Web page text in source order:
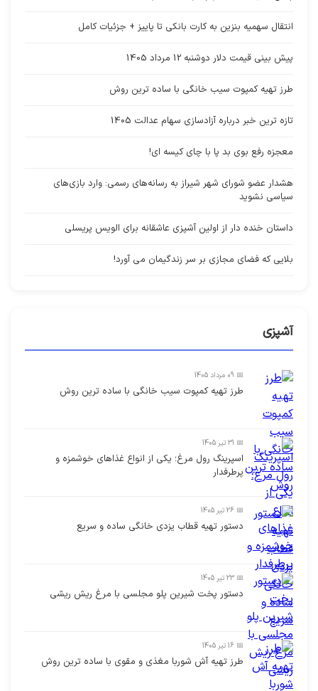
انتقال سهمیه بنزین به کارت بانکی تا پاییز + جزئیات کامل
پیش بینی قیمت دلار دوشنبه 12 مرداد 1405
طرز تهیه کمپوت سیب خانگی با ساده ترین روش
تازه ترین خبر درباره آزادسازی سهام عدالت 1405
معجزه رفع بوی بد پا با چای کیسه ای!
هشدار عضو شورای شهر شیراز به رسانه‌های رسمی: وارد بازی‌های
سیاسی نشوید
داستان خنده دار از اولین آشپزی عاشقانه برای الویس پریسلی
بلایی که فضای مجازی بر سر زندگیمان می آورد!
آشپزی
📅 09 مرداد 1405
طرز تهیه کمپوت سیب خانگی با ساده ترین روش
📅 31 تیر 1405
اسپرینگ رول مرغ؛ یکی از انواع غذاهای خوشمزه و
پرطرفدار
📅 26 تیر 1405
دستور تهیه قطاب یزدی خانگی ساده و سریع
📅 23 تیر 1405
دستور پخت شیرین پلو مجلسی با مرغ ریش ریشی
📅 16 تیر 1405
طرز تهیه آش شوربا مغذی و مقوی با ساده ترین روش